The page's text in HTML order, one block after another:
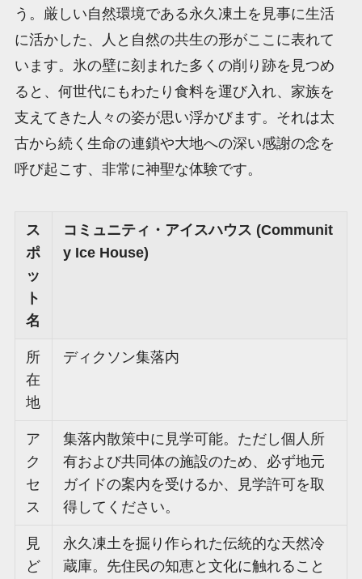
う。厳しい自然環境である永久凍土を見事に生活
に活かした、人と自然の共生の形がここに表れて
います。氷の壁に刻まれた多くの削り跡を見つめ
ると、何世代にもわたり食料を運び入れ、家族を
支えてきた人々の姿が思い浮かびます。それは太
古から続く生命の連鎖や大地への深い感謝の念を
呼び起こす、非常に神聖な体験です。
ス
ポ
ッ
ト
名
コミュニティ・アイスハウス (Communit
y Ice House)
所
在
地
ディクソン集落内
ア
ク
セ
ス
集落内散策中に見学可能。ただし個人所
有および共同体の施設のため、必ず地元
ガイドの案内を受けるか、見学許可を取
得してください。
見
ど
永久凍土を掘り作られた伝統的な天然冷
蔵庫。先住民の知恵と文化に触れること